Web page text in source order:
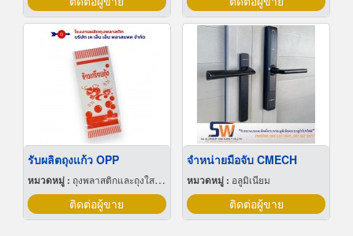
รับผลิตถุงแก้ว OPP
หมวดหมู่ : ถุงพลาสติกและถุงใสโปร่ง
ติดต่อผู้ขาย
จำหน่ายมือจับ CMECH
หมวดหมู่ : อลูมิเนียม
ติดต่อผู้ขาย